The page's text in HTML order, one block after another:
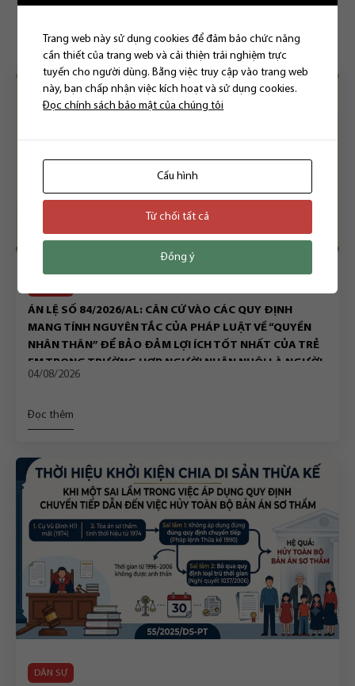
Bài viết liên quan
ÁN LỆ SỐ 84/2026/AL: CĂN CỨ VÀO CÁC QUY ĐỊNH
MANG TÍNH NGUYÊN TẮC CỦA PHÁP LUẬT VỀ “QUYỀN
NHÂN THÂN” ĐỂ BẢO ĐẢM LỢI ÍCH TỐT NHẤT CỦA TRẺ
EM TRONG TRƯỜNG HỢP NGƯỜI NHẬN NUÔI LÀ NGƯỜI
ĐỘC THÂN CHẾT
04/08/2026
Đọc thêm
DÂN SỰ
Trang web này sử dụng cookies để đảm bảo chức năng
cần thiết của trang web và cải thiện trải nghiệm trực
tuyến cho người dùng. Bằng việc truy cập vào trang web
này, bạn chấp nhận việc kích hoạt và sử dụng cookies.
Đọc chính sách bảo mật của chúng tôi
Cấu hình
Từ chối tất cả
Đồng ý